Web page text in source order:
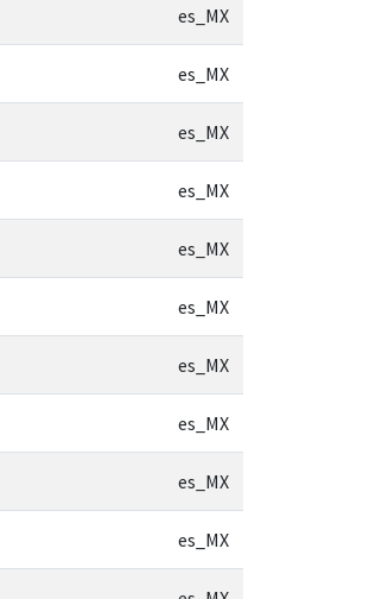
es_MX
es_MX
es_MX
es_MX
es_MX
es_MX
es_MX
es_MX
es_MX
es_MX